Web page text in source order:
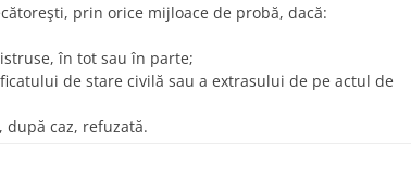
prin orice mijloace de probă, dacă:
în tot sau în parte;
de stare civilă sau a extrasului de pe actul de
caz, refuzată.